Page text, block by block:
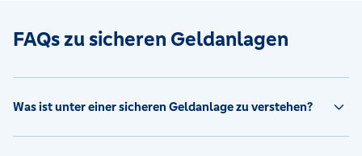
FAQs zu sicheren Geldanlagen
Was ist unter einer sicheren Geldanlage zu verstehen?